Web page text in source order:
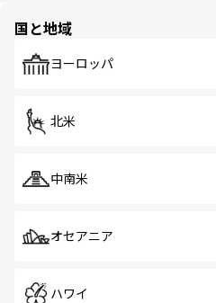
で、ホーカーズは地元の
国と地域
ヨーロッパ
北米
中南米
オセアニア
ハワイ